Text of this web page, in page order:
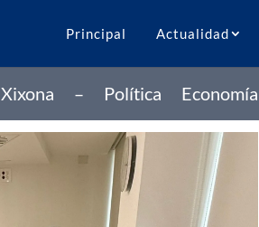
Principal Actualidad
Xixona – Política Economía